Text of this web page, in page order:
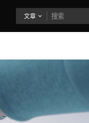
文章